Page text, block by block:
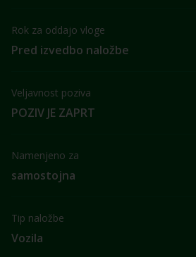
Rok za oddajo vloge
Pred izvedbo naložbe
Veljavnost poziva
POZIV JE ZAPRT
Namenjeno za
samostojna
Tip naložbe
Vozila